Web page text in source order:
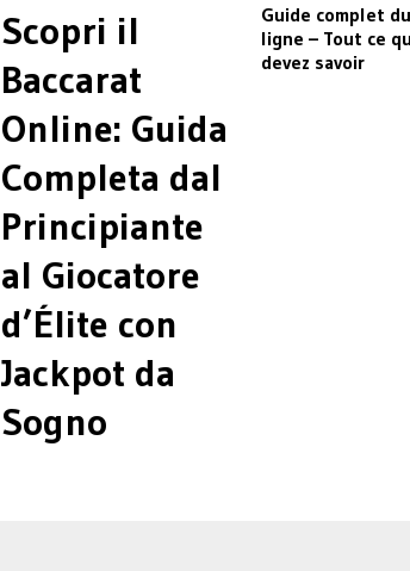
Scopri il
Baccarat
Online: Guida
Completa dal
Principiante
al Giocatore
d’Élite con
Jackpot da
Sogno
Guide complet
ligne – Tout ce
devez savoir